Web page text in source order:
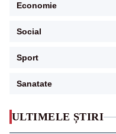
ULTIMELE ȘTIRI
Economie
Social
Sport
Sanatate